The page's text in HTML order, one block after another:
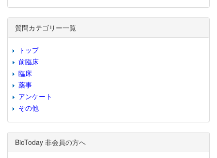
質問カテゴリー一覧
トップ
前臨床
臨床
薬事
アンケート
その他
BioToday 非会員の方へ